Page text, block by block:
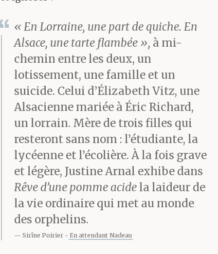
« En Lorraine, une part de quiche. En
Alsace, une tarte flambée », à mi-
chemin entre les deux, un
lotissement, une famille et un
suicide. Celui d’Élizabeth Vitz, une
Alsacienne mariée à Éric Richard,
un lorrain. Mère de trois filles qui
resteront sans nom : l’étudiante, la
lycéenne et l’écolière. À la fois grave
et légère, Justine Arnal exhibe dans
Rêve d’une pomme acide la laideur de
la vie ordinaire qui met au monde
des orphelins.
Sirîne Poirier En attendant Nadeau